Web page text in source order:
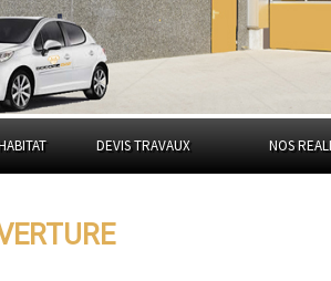
DEVIS TRAVAUX NOS